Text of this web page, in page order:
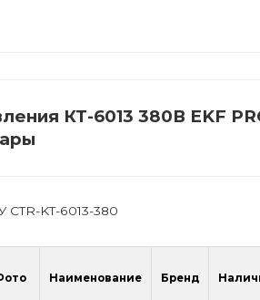
КТ-6013 380В EKF
KT-6013-380
Наименование Бренд